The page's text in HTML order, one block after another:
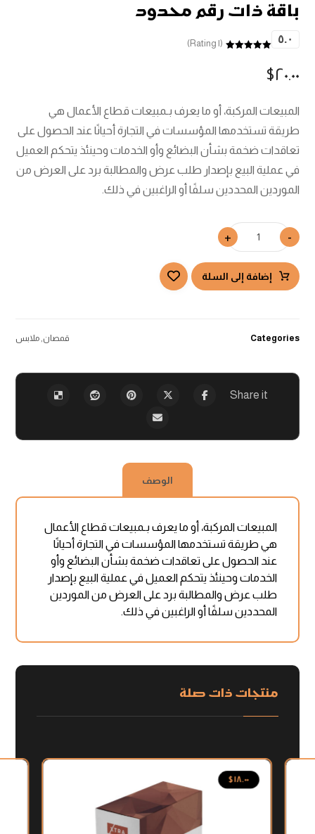
باقة ذات رقم محدود
٥.٠
بناءً على
تقييم عميل
(١ Rating)
$٢٠.٠٠
المبيعات المركبة، أو ما يعرف بـمبيعات قطاع الأعمال هي
طريقة تستخدمها المؤسسات في التجارة أحيانًا عند الحصول على
تعاقدات ضخمة بشأن البضائع وأو الخدمات وحينئذ يتحكم العميل
في عملية البيع بإصدار طلب عرض والمطالبة برد على العرض من
الموردين المحددين سلفًا أو الراغبين في ذلك.
-
+
إضافة إلى السلة
Categories قمصان, ملابس
الوصف
المبيعات المركبة، أو ما يعرف بـمبيعات قطاع الأعمال
هي طريقة تستخدمها المؤسسات في التجارة أحيانًا
عند الحصول على تعاقدات ضخمة بشأن البضائع وأو
الخدمات وحينئذ يتحكم العميل في عملية البيع بإصدار
طلب عرض والمطالبة برد على العرض من الموردين
المحددين سلفًا أو الراغبين في ذلك.
منتجات ذات صلة
$١٨.٠٠